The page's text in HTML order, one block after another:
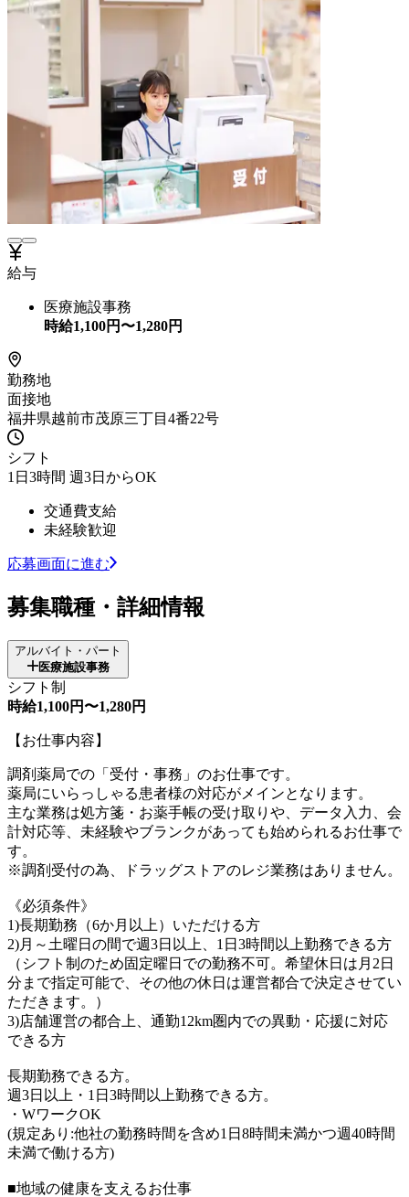
給与
医療施設事務
時給1,100円〜1,280円
勤務地
面接地
福井県越前市茂原三丁目4番22号
シフト
1日3時間 週3日からOK
交通費支給
未経験歓迎
応募画面に進む
募集職種・詳細情報
アルバイト・パート
医療施設事務
シフト制
時給1,100円〜1,280円
【お仕事内容】
調剤薬局での「受付・事務」のお仕事です。
薬局にいらっしゃる患者様の対応がメインとなります。
主な業務は処方箋・お薬手帳の受け取りや、データ入力、会
計対応等、未経験やブランクがあっても始められるお仕事で
す。
※調剤受付の為、ドラッグストアのレジ業務はありません。
《必須条件》
1)長期勤務（6か月以上）いただける方
2)月～土曜日の間で週3日以上、1日3時間以上勤務できる方
（シフト制のため固定曜日での勤務不可。希望休日は月2日
分まで指定可能で、その他の休日は運営都合で決定させてい
ただきます。）
3)店舗運営の都合上、通勤12km圏内での異動・応援に対応
できる方
長期勤務できる方。
週3日以上・1日3時間以上勤務できる方。
・WワークOK
(規定あり:他社の勤務時間を含め1日8時間未満かつ週40時間
未満で働ける方)
■地域の健康を支えるお仕事